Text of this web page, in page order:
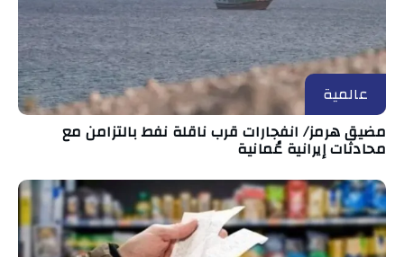
عالمية
مضيق هرمز/ انفجارات قرب ناقلة نفط بالتزامن مع
محادثات إيرانية عُمانية